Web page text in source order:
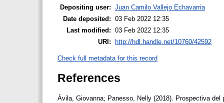
Depositing user: Juan Camilo Vallejo Echavarria
Date deposited: 03 Feb 2022 12:35
Last modified: 03 Feb 2022 12:35
URI:
http://hdl.handle.net/10760/42592
Check full metadata for this record
References
Ávila, Giovanna; Panesso, Nelly (2018). Prospectiva